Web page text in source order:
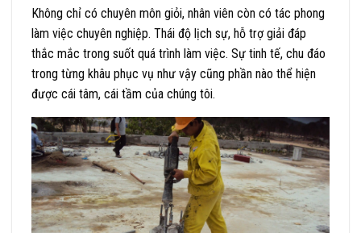
Không chỉ có chuyên môn giỏi, nhân viên còn có tác phong
làm việc chuyên nghiệp. Thái độ lịch sự, hỗ trợ giải đáp
thắc mắc trong suốt quá trình làm việc. Sự tinh tế, chu đáo
trong từng khâu phục vụ như vậy cũng phần nào thể hiện
được cái tâm, cái tầm của chúng tôi.